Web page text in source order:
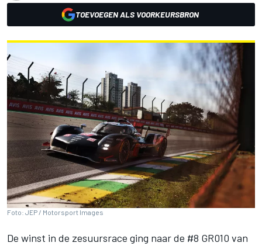
TOEVOEGEN ALS VOORKEURSBRON
Foto: JEP / Motorsport Images
De winst in de zesuursrace ging naar de #8 GR010 van